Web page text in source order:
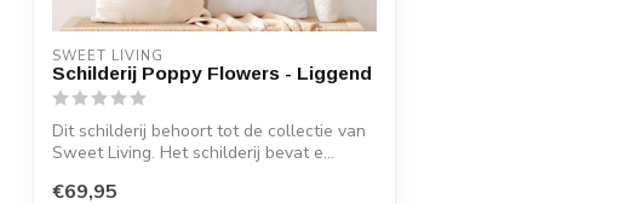
SWEET LIVING
Schilderij Poppy Flowers - Liggend
Dit schilderij behoort tot de collectie van
Sweet Living. Het schilderij bevat e...
€69,95